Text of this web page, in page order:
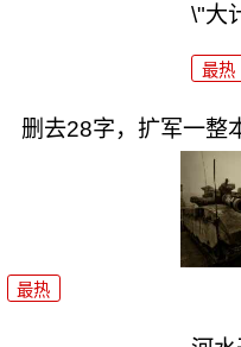
\"大
最热
删去28字，扩军一整
最热